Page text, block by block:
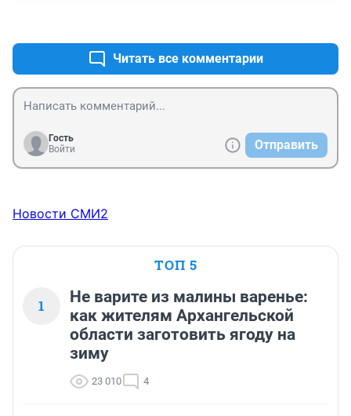
Читать все комментарии
Гость
Войти
Отправить
Новости СМИ2
ТОП 5
1
Не варите из малины варенье:
как жителям Архангельской
области заготовить ягоду на
зиму
23 010 4